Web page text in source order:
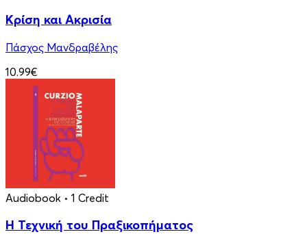
Κρίση και Ακρισία
Πάσχος Μανδραβέλης
10.99€
Audiobook • 1 Credit
Η Τεχνική του Πραξικοπήματος